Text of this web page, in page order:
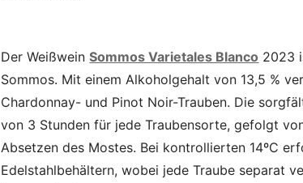
Der WeißweinSommos Varietales Blanco 2023
Sommos. Mit einem Alkoholgehalt von 13,5 %
Chardonnay- und Pinot Noir-Trauben. Die
von 3 Stunden für jede Traubensorte, gefolgt
Absetzen des Mostes. Bei kontrollierten 14ºC
Edelstahlbehältern, wobei jede Traube separat